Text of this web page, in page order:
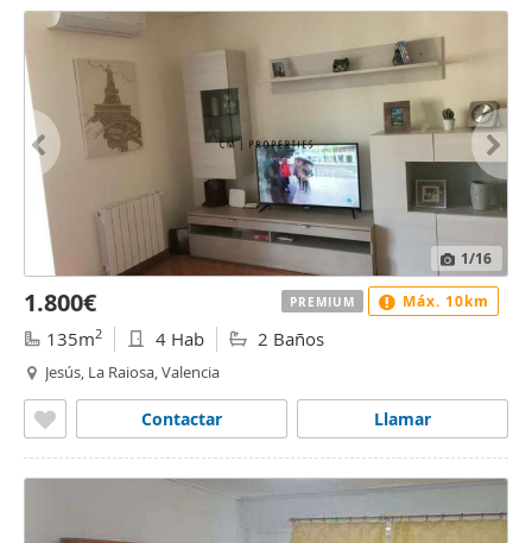
1/16
1.800€
135m2 4 Hab 2 Baños
Jesús, La Raiosa, Valencia
Llamar
Contactar
PREMIUM Máx. 10km